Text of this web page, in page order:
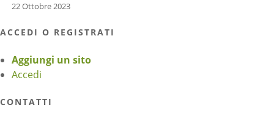
22 Ottobre 2023
ACCEDI O REGISTRATI
Aggiungi un sito
Accedi
CONTATTI